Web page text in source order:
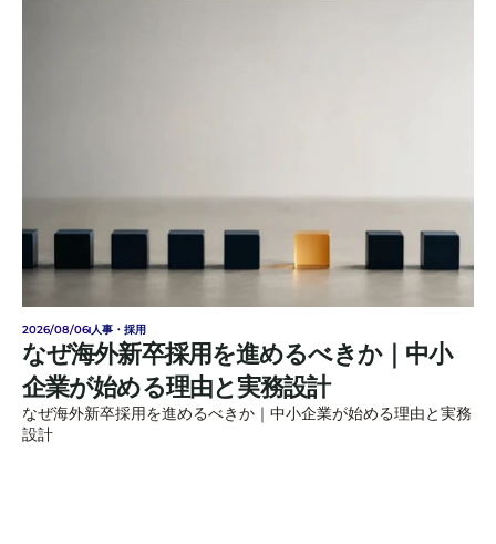
2026/08/06 人事・採用
なぜ海外新卒採用を進めるべきか｜中小
企業が始める理由と実務設計
なぜ海外新卒採用を進めるべきか｜中小企業が始める理由と実務
設計